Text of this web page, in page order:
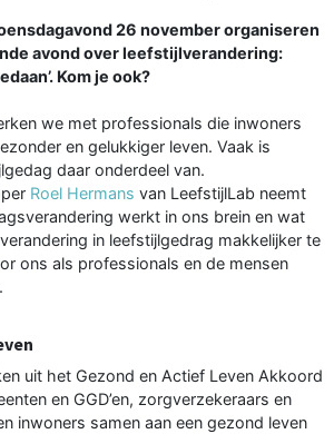
26 november organiseren
avond over leefstijlverandering:
Kom je ook?
we met professionals die inwoners
en gelukkiger leven. Vaak is
daar onderdeel van.
Roel Hermans van LeefstijlLab neemt
werkt in ons brein en wat
in leefstijlgedrag makkelijker te
ons als professionals en de mensen
uit het Gezond en Actief Leven Akkoord
en GGD’en, zorgverzekeraars en
inwoners samen aan een gezond leven